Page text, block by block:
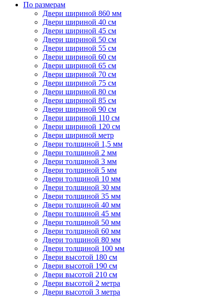
По размерам
Двери шириной 860 мм
Двери шириной 40 см
Двери шириной 45 см
Двери шириной 50 см
Двери шириной 55 см
Двери шириной 60 см
Двери шириной 65 см
Двери шириной 70 см
Двери шириной 75 см
Двери шириной 80 см
Двери шириной 85 см
Двери шириной 90 см
Двери шириной 110 см
Двери шириной 120 см
Двери шириной метр
Двери толщиной 1,5 мм
Двери толщиной 2 мм
Двери толщиной 3 мм
Двери толщиной 5 мм
Двери толщиной 10 мм
Двери толщиной 30 мм
Двери толщиной 35 мм
Двери толщиной 40 мм
Двери толщиной 45 мм
Двери толщиной 50 мм
Двери толщиной 60 мм
Двери толщиной 80 мм
Двери толщиной 100 мм
Двери высотой 180 см
Двери высотой 190 см
Двери высотой 210 см
Двери высотой 2 метра
Двери высотой 3 метра